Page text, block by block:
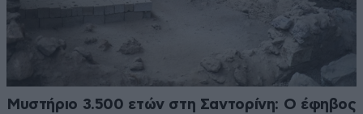
Μυστήριο 3.500 ετών στη Σαντορίνη: Ο έφηβος